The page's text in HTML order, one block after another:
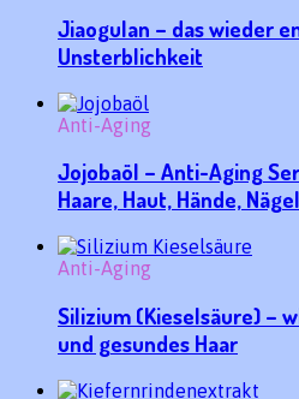
Jiaogulan – das wieder
Unsterblichkeit
Anti-Aging
Jojobaöl – Anti-Aging
Haare, Haut, Hände,
Anti-Aging
Silizium (Kieselsäure) –
und gesundes Haar